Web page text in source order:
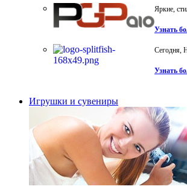
Яркие,
Узнать
Сегодня,
Узнать
Игрушки и сувениры